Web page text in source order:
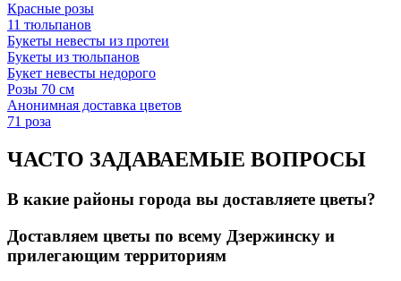
Красные розы
11 тюльпанов
Букеты невесты из протеи
Букеты из тюльпанов
Букет невесты недорого
Розы 70 см
Анонимная доставка цветов
71 роза
ЧАСТО ЗАДАВАЕМЫЕ ВОПРОСЫ
В какие районы города вы доставляете цветы?
Доставляем цветы по всему Дзержинску и
прилегающим территориям